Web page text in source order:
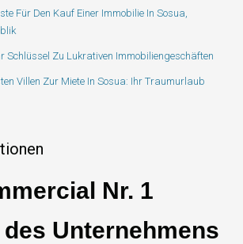
Für Den Kauf Einer Immobilie In Sosua,
Schlüssel Zu Lukrativen Immobiliengeschäften
Villen Zur Miete In Sosua: Ihr Traumurlaub
Nr. 1
Unternehmens